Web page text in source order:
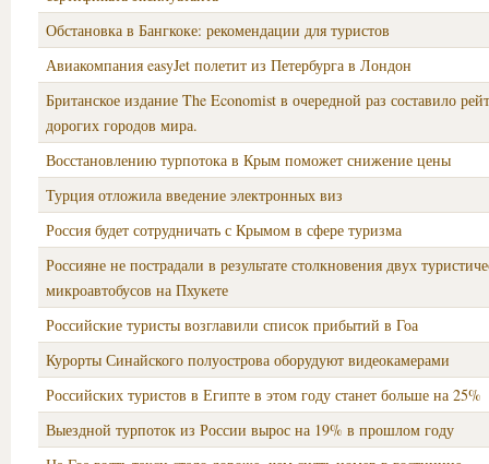
Обстановка в Бангкоке: рекомендации для туристов
Авиакомпания easyJet полетит из Петербурга в Лондон
Британское издание The Economist в очередной раз составило
дорогих городов мира.
Восстановлению турпотока в Крым поможет снижение цены
Турция отложила введение электронных виз
Россия будет сотрудничать с Крымом в сфере туризма
Россияне не пострадали в результате столкновения двух
микроавтобусов на Пхукете
Российские туристы возглавили список прибытий в Гоа
Курорты Синайского полуострова оборудуют видеокамерами
Российских туристов в Египте в этом году станет больше на 25%
Выездной турпоток из России вырос на 19% в прошлом году